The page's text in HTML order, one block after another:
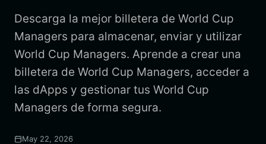
Descarga la mejor billetera de World Cup
Managers para almacenar, enviar y utilizar
World Cup Managers. Aprende a crear una
billetera de World Cup Managers, acceder a
las dApps y gestionar tus World Cup
Managers de forma segura.
May 22, 2026